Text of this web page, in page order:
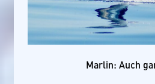
Marlin: Auch